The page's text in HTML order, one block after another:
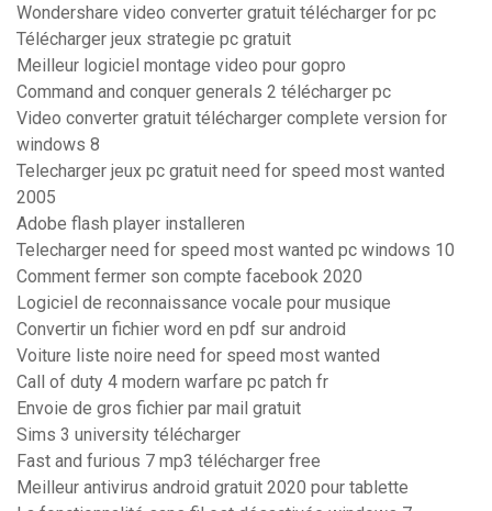
Wondershare video converter gratuit télécharger for pc
Télécharger jeux strategie pc gratuit
Meilleur logiciel montage video pour gopro
Command and conquer generals 2 télécharger pc
Video converter gratuit télécharger complete version for
windows 8
Telecharger jeux pc gratuit need for speed most wanted
2005
Adobe flash player installeren
Telecharger need for speed most wanted pc windows 10
Comment fermer son compte facebook 2020
Logiciel de reconnaissance vocale pour musique
Convertir un fichier word en pdf sur android
Voiture liste noire need for speed most wanted
Call of duty 4 modern warfare pc patch fr
Envoie de gros fichier par mail gratuit
Sims 3 university télécharger
Fast and furious 7 mp3 télécharger free
Meilleur antivirus android gratuit 2020 pour tablette